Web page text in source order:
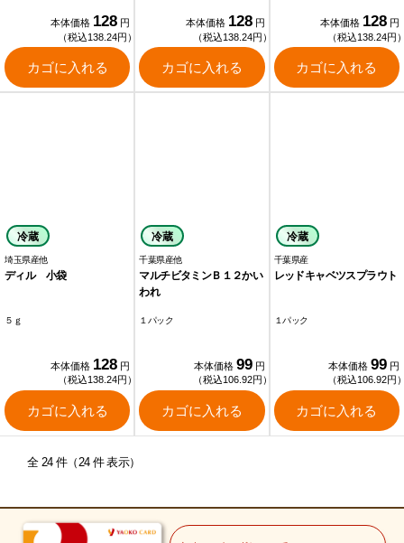
本体価格 128 円
（税込138.24円）
カゴに入れる
本体価格 128 円
（税込138.24円）
カゴに入れる
本体価格 128 円
（税込138.24円
カゴに入れる
冷蔵
埼玉県産他
ディル 小袋
５ｇ
本体価格 128 円
（税込138.24円）
カゴに入れる
冷蔵
千葉県産他
マルチビタミンＢ１２かい
われ
１パック
本体価格 99 円
（税込106.92円）
カゴに入れる
冷蔵
千葉県産
レッドキャベツスプラウト
１パック
本体価格 99 円
（税込106.92円
カゴに入れる
全 24 件（24 件 表示）